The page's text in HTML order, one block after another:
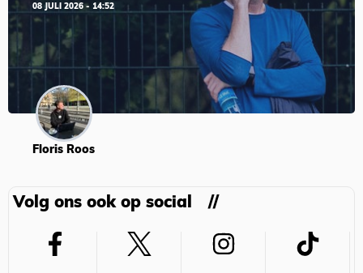
08 JULI 2026 - 14:52
Floris Roos
Volg ons ook op social